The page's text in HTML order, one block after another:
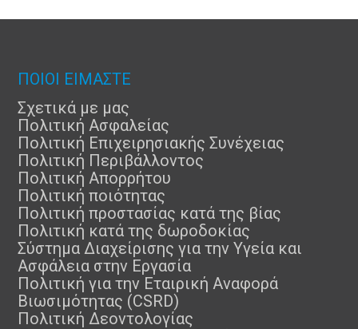
ΠΟΙΟΙ ΕΙΜΑΣΤΕ
Σχετικά με μας
Πολιτική Ασφαλείας
Πολιτική Επιχειρησιακής Συνέχειας
Πολιτική Περιβάλλοντος
Πολιτική Απορρήτου
Πολιτική ποιότητας
Πολιτική προστασίας κατά της βίας
Πολιτική κατά της δωροδοκίας
Σύστημα Διαχείρισης για την Υγεία και
Ασφάλεια στην Εργασία
Πολιτική για την Εταιρική Αναφορά
Βιωσιμότητας (CSRD)
Πολιτική Δεοντολογίας